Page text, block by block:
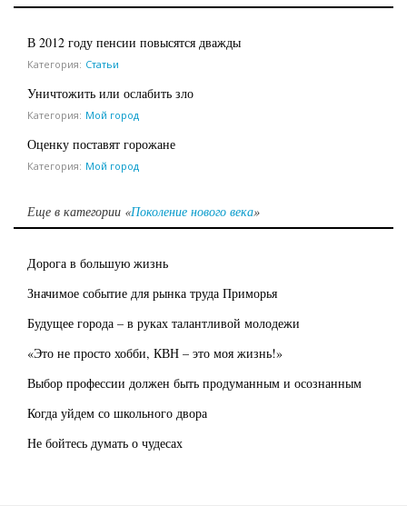
В 2012 году пенсии повысятся дважды
Категория: Статьи
Уничтожить или ослабить зло
Категория: Мой город
Оценку поставят горожане
Категория: Мой город
Еще в категории «Поколение нового века»
Дорога в большую жизнь
Значимое событие для рынка труда Приморья
Будущее города – в руках талантливой молодежи
«Это не просто хобби, КВН – это моя жизнь!»
Выбор профессии должен быть продуманным и осознанным
Когда уйдем со школьного двора
Не бойтесь думать о чудесах